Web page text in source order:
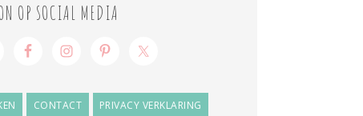
OP SOCIAL MEDIA
CONTACT PRIVACY VERKLARING